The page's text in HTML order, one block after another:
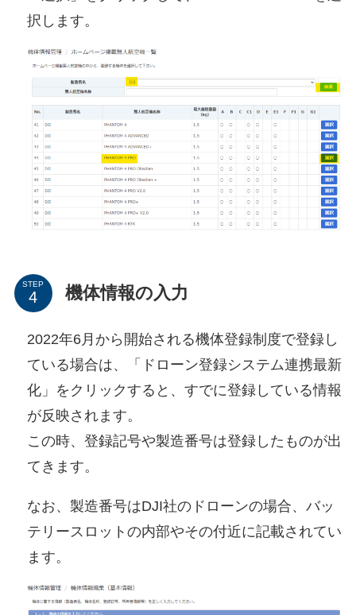
択します。
STEP 機体情報の入力
2022年6月から開始される機体登録制度で登録し
ている場合は、「ドローン登録システム連携最新
化」をクリックすると、すでに登録している情報
が反映されます。
この時、登録記号や製造番号は登録したものが出
てきます。
なお、製造番号はDJI社のドローンの場合、バッ
テリースロットの内部やその付近に記載されてい
ます。